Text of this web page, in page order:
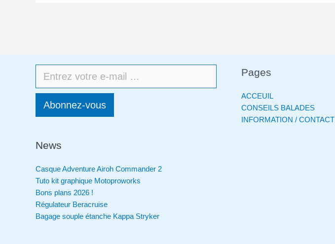
Abonnez-vous
News
Casque Adventure Airoh Commander 2
Tuto kit graphique Motoproworks
Bons plans 2026 !
Régulateur Beracruise
Bagage souple étanche Kappa Stryker
Pages
ACCEUIL
CONSEILS BALADES
INFORMATION / CONTACT